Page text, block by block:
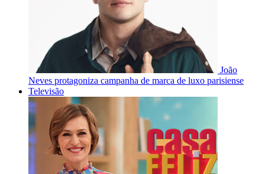
João
Neves protagoniza campanha de marca de luxo parisiense
Televisão